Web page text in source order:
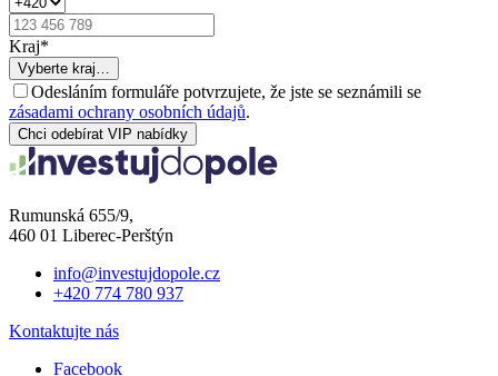
Kraj*
Vyberte kraj…
Odesláním formuláře potvrzujete, že jste se seznámili se
zásadami ochrany osobních údajů.
Chci odebírat VIP nabídky
Rumunská 655/9,
460 01 Liberec-Perštýn
info@investujdopole.cz
+420 774 780 937
Kontaktujte nás
Facebook